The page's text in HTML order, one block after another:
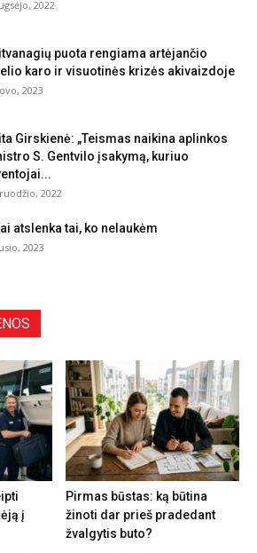
2022
puota rengiama artėjančio
karo ir visuotinės krizės akivaizdoje
2023
Girskienė: „Teismas naikina aplinkos
S. Gentvilo įsakymą, kuriuo
2022
atslenka tai, ko nelaukėm
2023
į
Pirmas būstas: ką būtina
žinoti dar prieš pradedant
žvalgytis buto?